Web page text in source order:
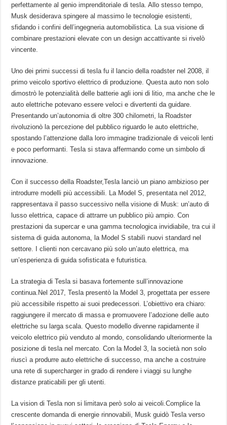
perfettamente al genio imprenditoriale di tesla. Allo stesso tempo,
Musk desiderava spingere al massimo le tecnologie esistenti,
sfidando i confini dell’ingegneria automobilistica. La sua visione di
combinare prestazioni elevate‍ con un design accattivante si‍ rivelò
vincente.
Uno‌ dei primi successi di tesla fu il lancio ‌della roadster nel 2008, il​
primo veicolo sportivo elettrico di ​produzione. Questa ⁤auto non solo
dimostrò le potenzialità⁤ delle batterie⁢ agli ioni⁤ di litio, ma anche che le
auto elettriche potevano essere veloci e divertenti da guidare.
Presentando un’autonomia di oltre 300⁤ chilometri,‍ la Roadster
⁤rivoluzionò la percezione del pubblico riguardo le auto elettriche,
spostando l’attenzione dalla loro immagine tradizionale di veicoli lenti
e poco performanti.⁣ Tesla si stava affermando come un simbolo di
innovazione.
Con il successo della Roadster,Tesla lanciò un piano ambizioso per
introdurre ‌modelli più ⁤accessibili. La Model S, ⁢presentata nel 2012,⁣
rappresentava il⁣ passo successivo nella visione ‍di Musk: un’auto di
lusso ‍elettrica, ⁣capace di attrarre⁤ un pubblico più ampio. Con
prestazioni da supercar e una gamma tecnologica invidiabile, tra⁤ cui⁣ il
sistema di ‍guida autonoma, la ​Model S ⁣stabilì nuovi standard‌ nel
settore. I clienti⁣ non cercavano ‍più solo ⁤un’auto elettrica, ma
un’esperienza di guida ⁣sofisticata e futuristica.
La strategia di Tesla si ​basava fortemente sull’innovazione
continua.Nel 2017, Tesla presentò la Model 3, progettata per essere
più accessibile rispetto ai suoi predecessori. L’obiettivo era⁤ chiaro:
raggiungere il mercato di massa e promuovere l’adozione delle ‍auto
elettriche su larga scala. Questo modello divenne rapidamente il
veicolo elettrico più venduto al mondo, consolidando ulteriormente la
posizione di tesla nel mercato. Con la Model 3, la ⁣società non solo
riuscì a produrre auto elettriche di successo,⁢ ma anche a costruire
una ‍rete di supercharger in grado ‍di rendere‌ i viaggi su lunghe‍
distanze praticabili per gli ‌utenti.
La vision di Tesla non ⁣si⁤ limitava però solo ai veicoli.Complice la
crescente ‌domanda di energie rinnovabili, Musk guidò Tesla verso‌